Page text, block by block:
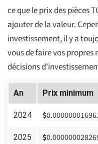
ce que le prix des pièces
ajouter de la valeur.
investissement, il y a
vous de faire vos propres
décisions
An Prix minimum
2024 $
2025 $